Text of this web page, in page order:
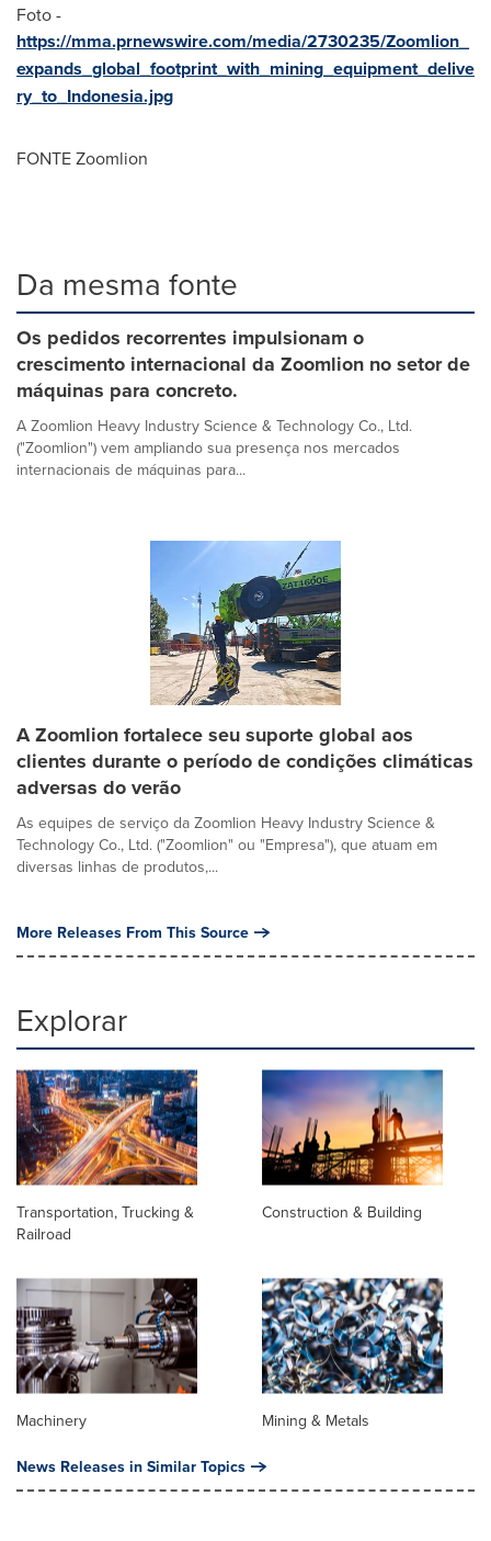
Foto -
https://mma.prnewswire.com/media/2730235/Zoomlion_
expands_global_footprint_with_mining_equipment_delive
ry_to_Indonesia.jpg
FONTE Zoomlion
Da mesma fonte
Os pedidos recorrentes impulsionam o
crescimento internacional da Zoomlion no setor de
máquinas para concreto.
A Zoomlion Heavy Industry Science & Technology Co., Ltd.
("Zoomlion") vem ampliando sua presença nos mercados
internacionais de máquinas para...
A Zoomlion fortalece seu suporte global aos
clientes durante o período de condições climáticas
adversas do verão
As equipes de serviço da Zoomlion Heavy Industry Science &
Technology Co., Ltd. ("Zoomlion" ou "Empresa"), que atuam em
diversas linhas de produtos,...
More Releases From This Source
Explorar
Transportation, Trucking &
Railroad
Construction & Building
Machinery Mining & Metals
News Releases in Similar Topics